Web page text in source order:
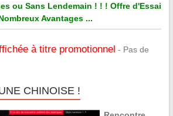
ou Sans Lendemain ! ! ! Offre d'Essai
Avantages ...
à titre promotionnel - Pas de
CHINOISE !